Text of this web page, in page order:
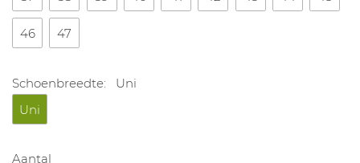
46 47
Schoenbreedte:
Uni
Uni
Aantal